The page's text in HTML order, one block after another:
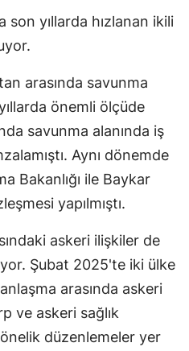
son yıllarda hızlanan ikili
arasında savunma
önemli ölçüde
savunma alanında iş
Aynı dönemde
Bakanlığı ile Baykar
yapılmıştı.
askeri ilişkiler de
Şubat 2025'te iki ülke
arasında askeri
ve askeri sağlık
düzenlemeler yer